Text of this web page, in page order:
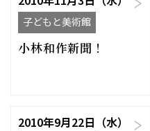
子どもと美術館
小林和作新聞！
2010年9月22日（水）